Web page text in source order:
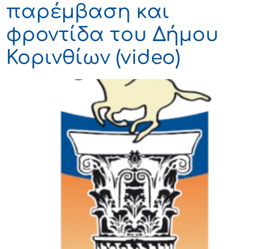
παρέμβαση και
φροντίδα του Δήμου
Κορινθίων (video)